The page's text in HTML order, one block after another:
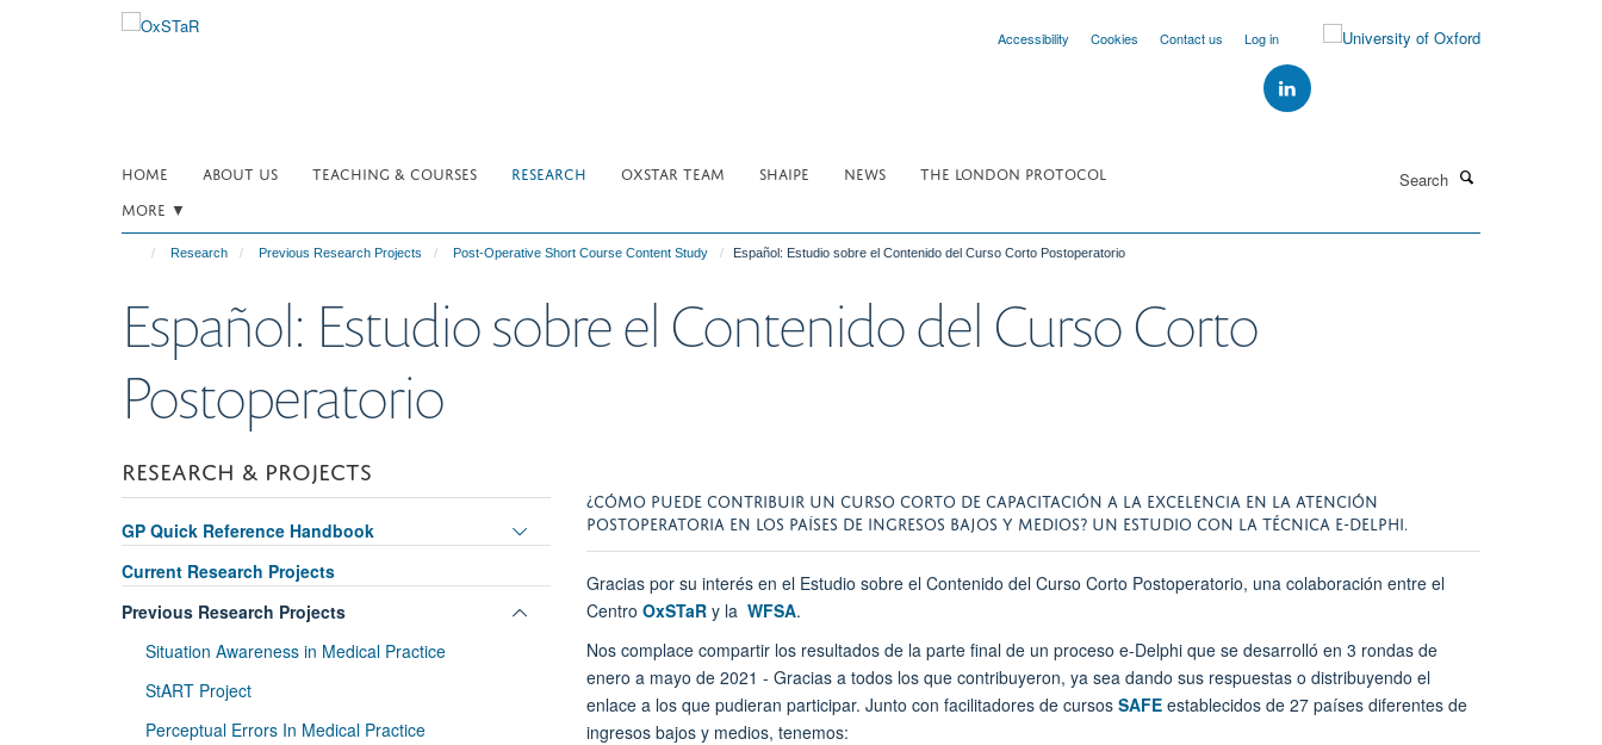
Accessibility Cookies Contact us Log in
HOME ABOUT US TEACHING & COURSES RESEARCH OXSTAR TEAM SHAIPE NEWS
THE LONDON PROTOCOL
MORE ▼
Research Previous Research Projects Post-Operative Short Course Content Study Español: Estudio sobre el Contenido del Curso Corto Postoperatorio
Español: Estudio sobre el Contenido del Curso Corto
Postoperatorio
¿CÓMO PUEDE CONTRIBUIR UN CURSO CORTO DE CAPACITACIÓN A LA EXCELENCIA EN LA ATENCIÓN
POSTOPERATORIA EN LOS PAÍSES DE INGRESOS BAJOS Y MEDIOS? UN ESTUDIO CON LA TÉCNICA E-DELPHI.
Gracias por su interés en el Estudio sobre el Contenido del Curso Corto Postoperatorio, una colaboración entre el
Centro OxSTaRy la WFSA.
Nos complace compartir los resultados de la parte final de un proceso e-Delphi que se desarrolló en 3 rondas de
enero a mayo de 2021 - Gracias a todos los que contribuyeron, ya sea dando sus respuestas o distribuyendo el
enlace a los que pudieran participar. Junto con facilitadores de cursos SAFEestablecidos de 27 países diferentes de
ingresos bajos y medios, tenemos:
RESEARCH & PROJECTS
GP Quick Reference Handbook
visibility
Current Research Projects
Previous Research Projects
Situation Awareness in Medical Practice
StART Project
Perceptual Errors In Medical Practice